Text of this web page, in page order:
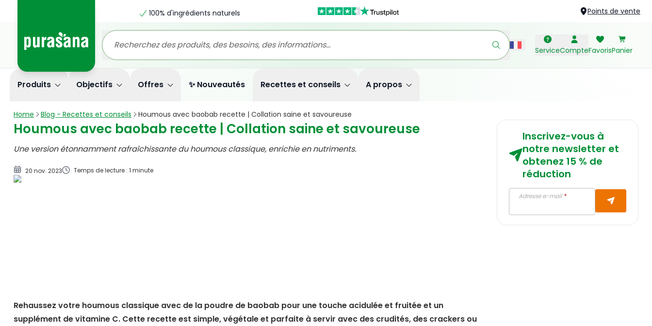
100% d'ingrédients naturels Points de vente
ServiceCompteFavorisPanier
Produits Objectifs Offres ✨ Nouveautés Recettes et conseils A propos
Home Blog - Recettes et conseils Houmous avec baobab recette | Collation saine et savoureuse
Houmous avec baobab recette | Collation saine et savoureuse
Une version étonnamment rafraîchissante du houmous classique, enrichie en nutriments.
20 nov. 2023 Temps de lecture : 1 minute
Rehaussez votre houmous classique avec de la poudre de baobab pour une touche acidulée et fruitée et un
supplément de vitamine C. Cette recette est simple, végétale et parfaite à servir avec des crudités, des crackers ou
Inscrivez-vous à
notre newsletter et
obtenez 15 % de
réduction
Adresse e-mail*